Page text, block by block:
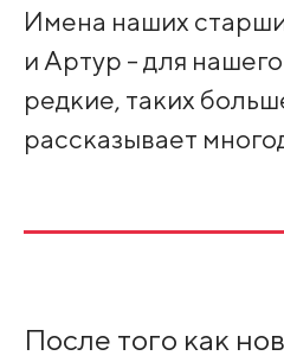
Имена наших
и Артур - для
редкие, таких
рассказывает
После того как